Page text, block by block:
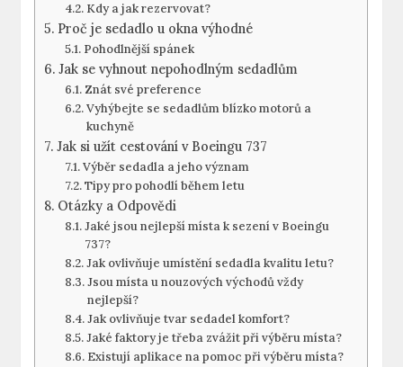
Kdy a jak rezervovat?
Proč⁤ je sedadlo u okna výhodné
Pohodlnější spánek
Jak se vyhnout nepohodlným sedadlům
Znát své preference
Vyhýbejte se sedadlům blízko motorů a‍
kuchyně
Jak si užít cestování v Boeingu 737
Výběr sedadla a⁢ jeho význam
Tipy ⁤pro⁣ pohodlí během letu
Otázky a Odpovědi
Jaké jsou nejlepší místa k ‍sezení​ v Boeingu
737?
Jak ovlivňuje umístění sedadla kvalitu letu?
Jsou místa u ⁣nouzových východů vždy
nejlepší?
Jak ovlivňuje tvar sedadel komfort?
Jaké faktory je třeba zvážit při výběru místa?
Existují​ aplikace na pomoc při⁣ výběru místa?